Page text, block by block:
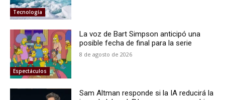
Tecnología
Espectáculos
La voz de Bart Simpson anticipó una
posible fecha de final para la serie
8 de agosto de 2026
Sam Altman responde si la IA reducirá la